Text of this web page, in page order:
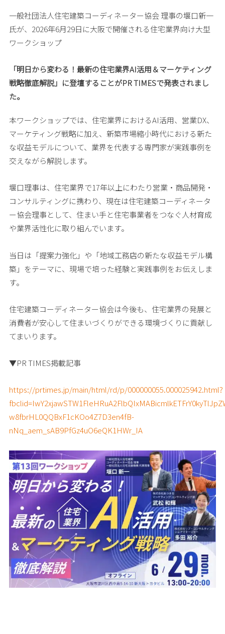
一般社団法人住宅建築コーディネーター協会 理事の堰口新一
氏が、2026年6月29日に大阪で開催される住宅業界向け大型
ワークショップ
「明日から変わる！最新の住宅業界AI活用＆マーケティング
戦略徹底解説」に登壇することがPR TIMESで発表されまし
た。
本ワークショップでは、住宅業界におけるAI活用、営業DX、
マーケティング戦略に加え、新築市場縮小時代における新た
な収益モデルについて、業界を代表する専門家が実践事例を
交えながら解説します。
堰口理事は、住宅業界で17年以上にわたり営業・商品開発・
コンサルティングに携わり、現在は住宅建築コーディネータ
ー協会理事として、住まい手と住宅事業者をつなぐ人材育成
や業界活性化に取り組んでいます。
当日は「提案力強化」や「地域工務店の新たな収益モデル構
築」をテーマに、現場で培った経験と実践事例をお伝えしま
す。
住宅建築コーディネーター協会は今後も、住宅業界の発展と
消費者が安心して住まいづくりができる環境づくりに貢献し
てまいります。
▼PR TIMES掲載記事
https://prtimes.jp/main/html/rd/p/000000055.000025942.html?
w8fbrHL0QQBxF1cKOo4Z7D3en4fB-
nNq_aem_sAB9PfGz4uO6eQK1HWr_IA
取得後のサポート体制
会員向けページ
家づくりの相談したい方へ
住宅建築コーディネーターがいるお店
企業・団体向けトップ
協会概要